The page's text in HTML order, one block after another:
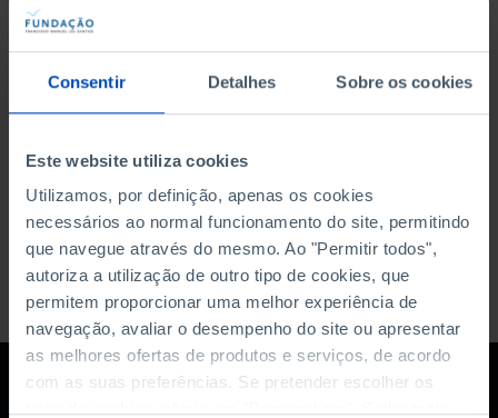
Consentir Detalhes Sobre os cookies
Este website utiliza cookies
Utilizamos, por definição, apenas os cookies
necessários ao normal funcionamento do site, permitindo
que navegue através do mesmo. Ao "Permitir todos",
autoriza a utilização de outro tipo de cookies, que
permitem proporcionar uma melhor experiência de
navegação, avaliar o desempenho do site ou apresentar
as melhores ofertas de produtos e serviços, de acordo
com as suas preferências. Se pretender escolher os
DATA DE INÍCIO
DATA DE FIM